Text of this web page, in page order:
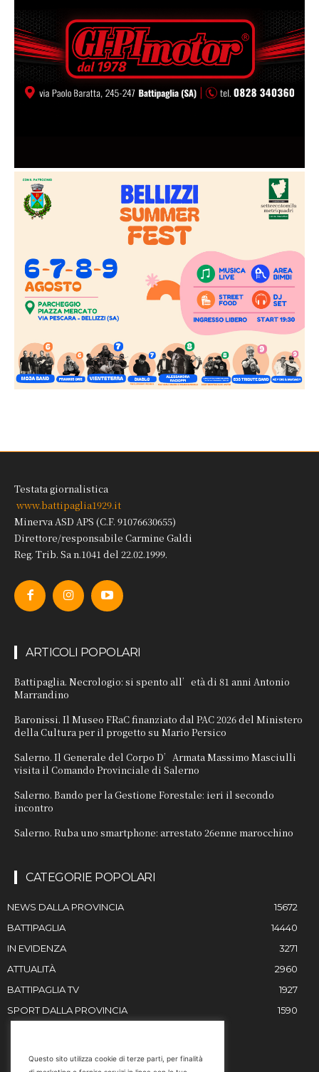
Testata giornalistica
www.battipaglia1929.it
Minerva ASD APS (C.F. 91076630655)
Direttore/responsabile Carmine Galdi
Reg. Trib. Sa n.1041 del 22.02.1999.
ARTICOLI POPOLARI
Battipaglia. Necrologio: si spento all’età di 81 anni Antonio
Marrandino
Baronissi. Il Museo FRaC finanziato dal PAC 2026 del Ministero
della Cultura per il progetto su Mario Persico
Salerno. Il Generale del Corpo D’Armata Massimo Masciulli
visita il Comando Provinciale di Salerno
Salerno. Bando per la Gestione Forestale: ieri il secondo
incontro
Salerno. Ruba uno smartphone: arrestato 26enne marocchino
CATEGORIE POPOLARI
NEWS DALLA PROVINCIA
15672
BATTIPAGLIA
14440
IN EVIDENZA
3271
ATTUALITÀ
2960
BATTIPAGLIA TV
1927
SPORT DALLA PROVINCIA
1590
Questo sito utilizza cookie di terze parti, per finalità